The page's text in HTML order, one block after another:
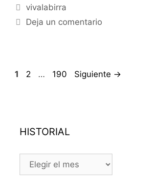
Categorías
vivalabirra
Deja un comentario
Página
1 Página
2 … Página
190 Siguiente →
HISTORIAL
HISTORIAL